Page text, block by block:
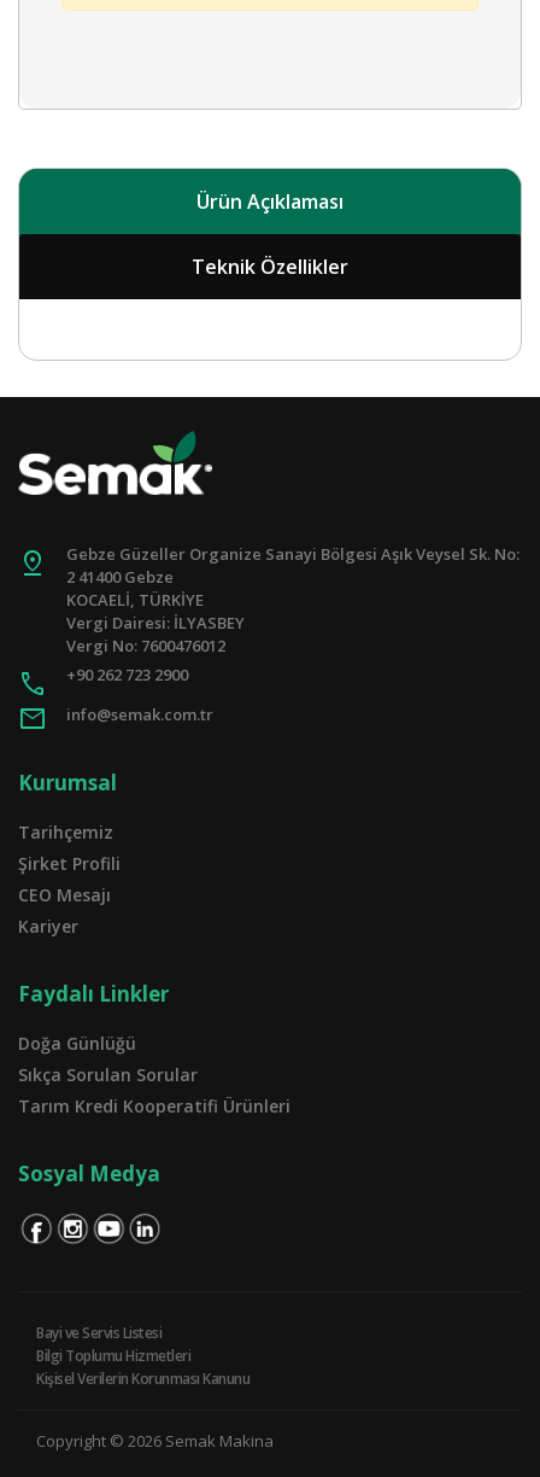
Ürün Açıklaması
Teknik Özellikler
pin_drop
Gebze Güzeller Organize Sanayi Bölgesi Aşık Veysel Sk. No:
2 41400 Gebze
KOCAELİ, TÜRKİYE
Vergi Dairesi: İLYASBEY
Vergi No: 7600476012
call +90 262 723 2900
mail info@semak.com.tr
Kurumsal
Tarihçemiz
Şirket Profili
CEO Mesajı
Kariyer
Faydalı Linkler
Doğa Günlüğü
Sıkça Sorulan Sorular
Tarım Kredi Kooperatifi Ürünleri
Sosyal Medya
Bayi ve Servis Listesi
Bilgi Toplumu Hizmetleri
Kişisel Verilerin Korunması Kanunu
Copyright © 2026 Semak Makina